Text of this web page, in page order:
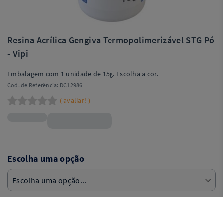
Resina Acrílica Gengiva Termopolimerizável STG Pó
- Vipi
Embalagem com 1 unidade de 15g. Escolha a cor.
Cod. de Referência: DC12986
( avaliar! )
Escolha uma opção